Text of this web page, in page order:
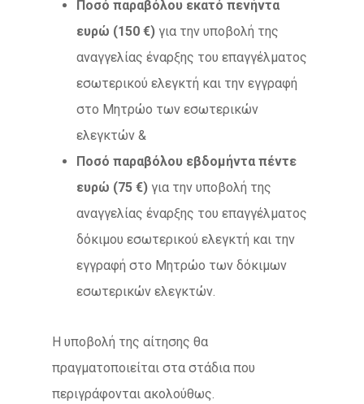
Ποσό παραβόλου εκατό πενήντα
ευρώ (150 €) για την υποβολή της
αναγγελίας έναρξης του επαγγέλματος
εσωτερικού ελεγκτή και την εγγραφή
στο Μητρώο των εσωτερικών
ελεγκτών &
Ποσό παραβόλου εβδομήντα πέντε
ευρώ (75 €) για την υποβολή της
αναγγελίας έναρξης του επαγγέλματος
δόκιμου εσωτερικού ελεγκτή και την
εγγραφή στο Μητρώο των δόκιμων
εσωτερικών ελεγκτών.
Η υποβολή της αίτησης θα
πραγματοποιείται στα στάδια που
περιγράφονται ακολούθως.